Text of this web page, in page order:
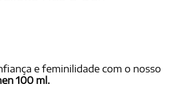
e feminilidade com o nosso
100 ml.